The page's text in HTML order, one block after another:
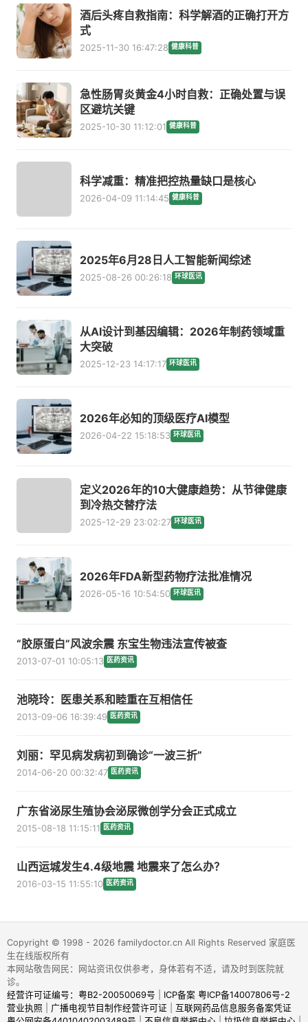
酒后头疼自救指南：科学解酒的正确打开方
式
2025-11-30 16:47:28 健康科普
急性肠胃炎黄金4小时自救：正确处置与误
区避坑关键
2025-10-30 11:12:01 健康科普
科学减重：精准把控热量缺口是核心
2026-04-09 11:14:45 健康科普
2025年6月28日人工智能新闻综述
2025-08-26 00:26:18 环球医讯
从AI设计到基因编辑：2026年制药领域重
大突破
2025-12-23 14:17:17 环球医讯
2026年必知的顶级医疗AI模型
2026-04-22 15:18:53 环球医讯
定义2026年的10大健康趋势：从节律健康
到冷热交替疗法
2025-12-29 23:02:27 环球医讯
2026年FDA新型药物疗法批准情况
2026-05-16 10:54:50 环球医讯
“胶原蛋白”风波余震 东宝生物违法宣传被查
2013-07-01 10:05:13 医药资讯
池晓玲：医患关系和睦重在互相信任
2013-09-06 16:39:49 医药资讯
刘丽：罕见病发病初到确诊“一波三折”
2014-06-20 00:32:47 医药资讯
广东省泌尿生殖协会泌尿微创学分会正式成立
2015-08-18 11:15:11 医药资讯
山西运城发生4.4级地震 地震来了怎么办？
2016-03-15 11:55:10 医药资讯
Copyright © 1998 - 2026 familydoctor.cn All Rights Reserved 家庭医
生在线版权所有
本网站敬告网民：网站资讯仅供参考，身体若有不适，请及时到医院就
诊。
经营许可证编号：粤B2-20050069号
ICP备案 粤ICP备14007806号-2
营业执照
广播电视节目制作经营许可证
互联网药品信息服务备案凭证